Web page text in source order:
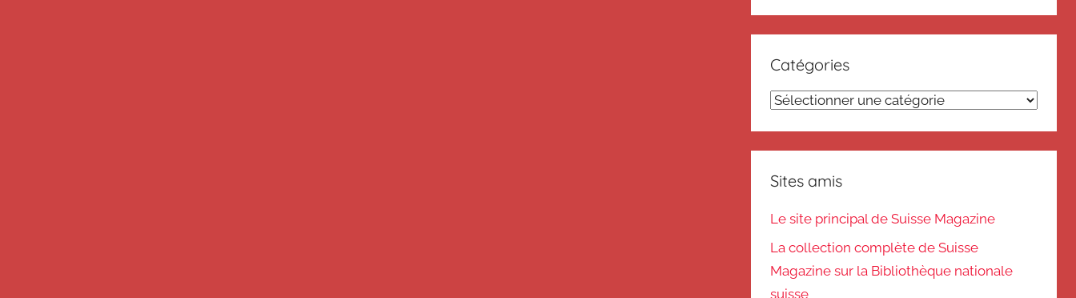
Catégories
Catégories
Sites amis
Le site principal de Suisse Magazine
La collection complète de Suisse
Magazine sur la Bibliothèque nationale
suisse